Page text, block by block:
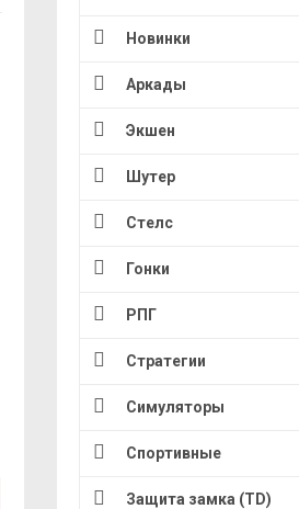
Новинки
Аркады
Экшен
Шутер
Стелс
Гонки
РПГ
Стратегии
Симуляторы
Спортивные
Защита замка (TD)